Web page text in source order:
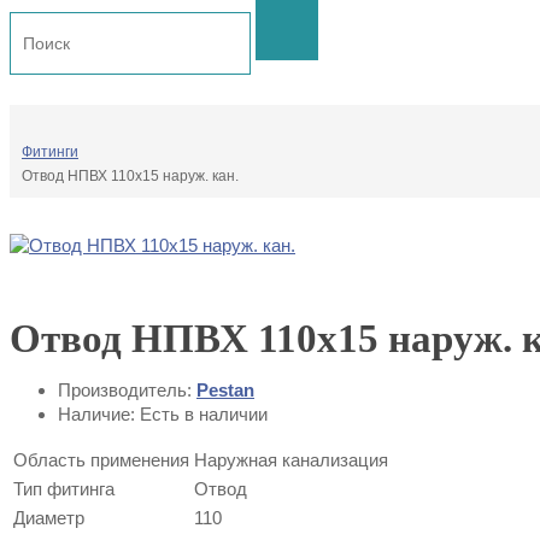
Фитинги
Отвод НПВХ 110х15 наруж. кан.
Отвод НПВХ 110х15 наруж.
Производитель: Pestan
Наличие: Есть в наличии
Область применения Наружная канализация
Тип фитинга
Отвод
Диаметр
110